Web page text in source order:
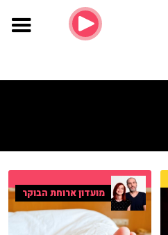
מועדון ארוחת הבוקר